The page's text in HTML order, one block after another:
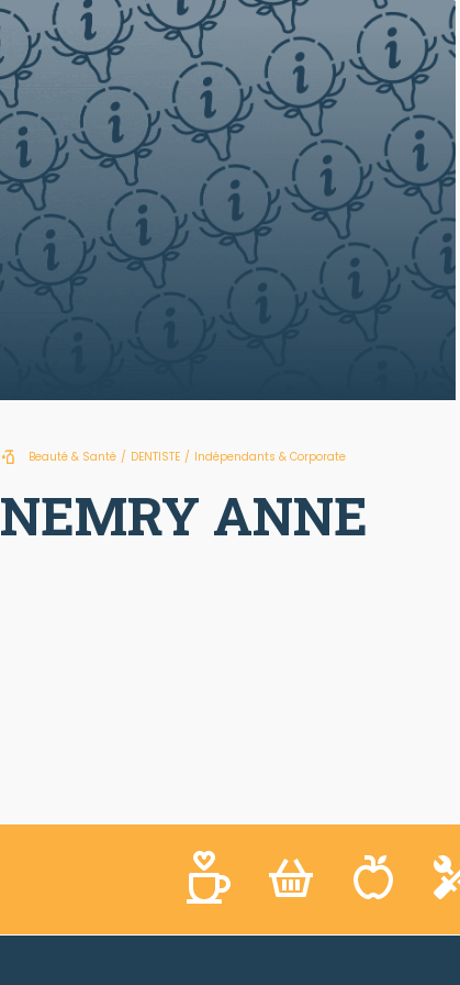
Beauté & Santé / DENTISTE / Indépendants & Corporate
NEMRY ANNE